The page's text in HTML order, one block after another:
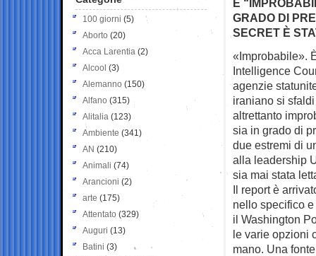
È
GRADO DI
SECRET È
«Improbabile».
Intelligence
agenzie
iraniano si
altrettanto
sia in grado di
due estremi di
alla leadership
sia mai stata
Il report è
nello specifico
il Washington
le varie opzioni
mano. Una
100 giorni (5)
Aborto (20)
Acca Larentia (2)
Alcool (3)
Alemanno (150)
Alfano (315)
Alitalia (123)
Ambiente (341)
AN (210)
Animali (74)
Arancioni (2)
arte (175)
Attentato (329)
Auguri (13)
Batini (3)